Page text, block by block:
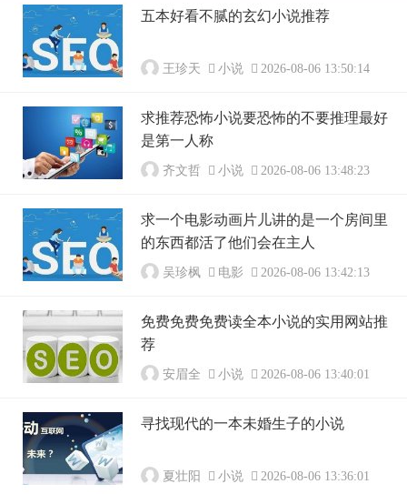
了不少值得反复咀嚼的文本。如果要找一部公认
的开山之作，理查德·马特森的《我是传奇》无
定...
五本好看不腻的玄幻小说推荐
王珍天 小说 2026-08-06 13:50:14
求推荐恐怖小说要恐怖的不要推理最好
是第一人称
齐文哲 小说 2026-08-06 13:48:23
求一个电影动画片儿讲的是一个房间里
的东西都活了他们会在主人
吴珍枫 电影 2026-08-06 13:42:13
免费免费免费读全本小说的实用网站推
荐
安眉全 小说 2026-08-06 13:40:01
寻找现代的一本未婚生子的小说
夏壮阳 小说 2026-08-06 13:36:01